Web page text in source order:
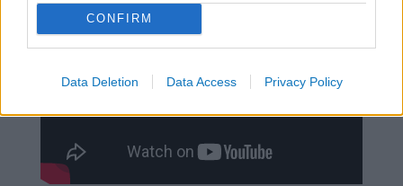
CONFIRM
Data Deletion Data Access Privacy Policy